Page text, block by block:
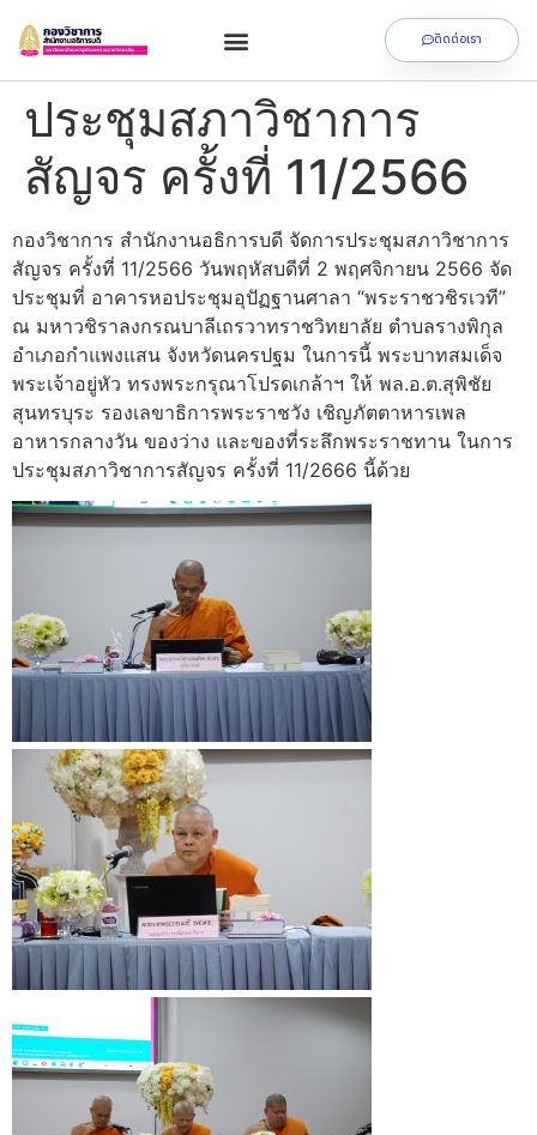
ติดต่อเรา
ประชุมสภาวิชาการ
สัญจร ครั้งที่ 11/2566
กองวิชาการ สำนักงานอธิการบดี จัดการประชุมสภาวิชาการ
สัญจร ครั้งที่ 11/2566 วันพฤหัสบดีที่ 2 พฤศจิกายน 2566 จัด
ประชุมที่ อาคารหอประชุมอุปัฏฐานศาลา “พระราชวชิรเวที”
ณ มหาวชิราลงกรณบาลีเถรวาทราชวิทยาลัย ตำบลรางพิกุล
อำเภอกำแพงแสน จังหวัดนครปฐม ในการนี้ พระบาทสมเด็จ
พระเจ้าอยู่หัว ทรงพระกรุณาโปรดเกล้าฯ ให้ พล.อ.ต.สุพิชัย
สุนทรบุระ รองเลขาธิการพระราชวัง เชิญภัตตาหารเพล
อาหารกลางวัน ของว่าง และของที่ระลึกพระราชทาน ในการ
ประชุมสภาวิชาการสัญจร ครั้งที่ 11/2666 นี้ด้วย